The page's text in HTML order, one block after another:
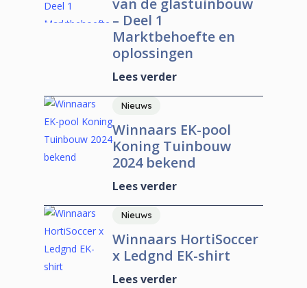
van de glastuinbouw
– Deel 1
Marktbehoefte en
oplossingen
Lees verder
Nieuws
Winnaars EK-pool
Koning Tuinbouw
2024 bekend
Lees verder
Nieuws
Winnaars HortiSoccer
x Ledgnd EK-shirt
Lees verder